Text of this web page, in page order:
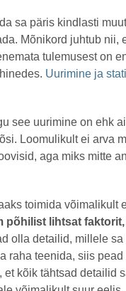
sa päris kindlasti
Mõnikord juhtub nii,
tulemusest on
Uurimine ja
see uurimine on ehk
Loomulikult ei arva
aga miks mitte
toimida võimalikult
põhilist lihtsat
olla detailid, millele
raha teenida, siis
kõik tähtsad detailid